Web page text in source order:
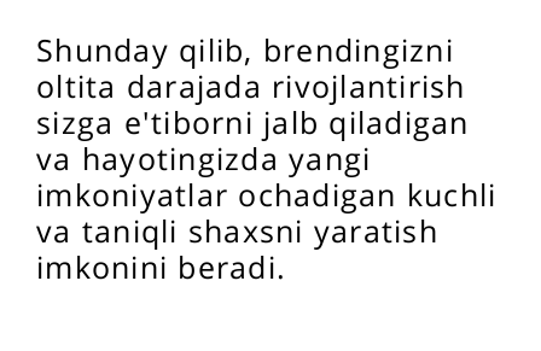
Shunday qilib, brendingizni
oltita darajada rivojlantirish
sizga e'tiborni jalb qiladigan
va hayotingizda yangi
imkoniyatlar ochadigan kuchli
va taniqli shaxsni yaratish
imkonini beradi.